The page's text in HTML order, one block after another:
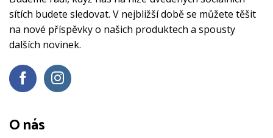
sítích budete sledovat. V nejbližší době se můžete těšit
na nové příspěvky o našich produktech a spousty
dalších novinek.
O nás